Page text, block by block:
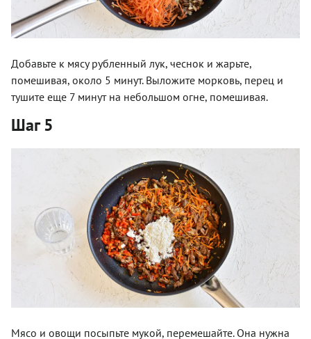
Добавьте к мясу рубленный лук, чеснок и жарьте,
помешивая, около 5 минут. Выложите морковь, перец и
тушите еще 7 минут на небольшом огне, помешивая.
Шаг 5
Мясо и овощи посыпьте мукой, перемешайте. Она нужна